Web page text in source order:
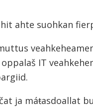
ahte suohkan
IT
ja máŧasdoallat